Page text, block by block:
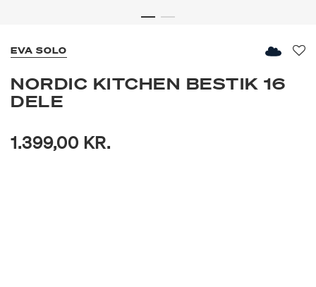
EVA SOLO
NORDIC KITCHEN BESTIK 16
DELE
1.399,00 KR.